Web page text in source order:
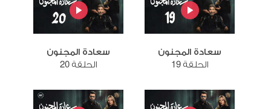
سعادة المجنون
الحلقة 19
سعادة المجنون
الحلقة 20